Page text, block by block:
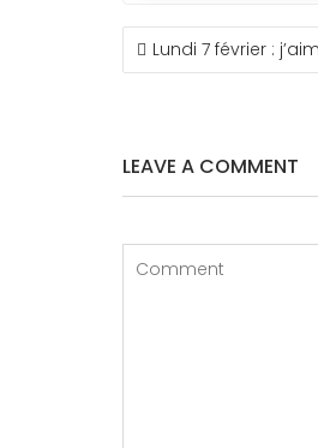
NAVIGATION
DELundi 7 février :
LEAVE A COMMENT